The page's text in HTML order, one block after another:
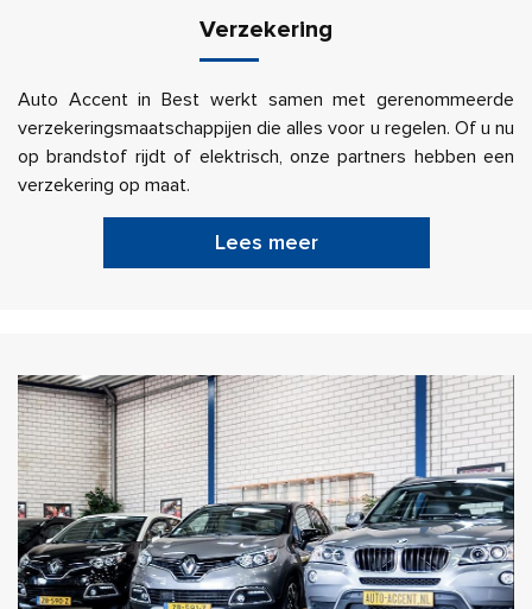
Verzekering
Auto Accent in Best werkt samen met gerenommeerde
verzekeringsmaatschappijen die alles voor u regelen. Of u nu
op brandstof rijdt of elektrisch, onze partners hebben een
verzekering op maat.
Lees meer